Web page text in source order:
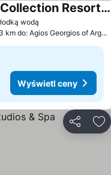
wodą
Domes Miramare, a Luxury Collection Resort, Corfu
km do: Agios Georgios of
Wyświetl ceny